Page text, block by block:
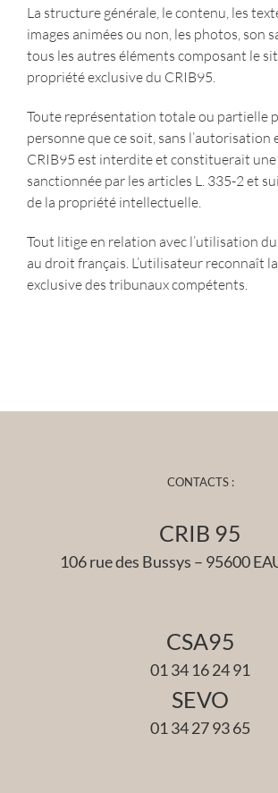
La structure générale, le contenu, les
images animées ou non, les photos, son
tous les autres éléments composant le
propriété exclusive du CRIB95.
Toute représentation totale ou partielle
personne que ce soit, sans l’autorisation
CRIB95 est interdite et constituerait
sanctionnée par les articles L. 335-2 et
de la propriété intellectuelle.
Tout litige en relation avec l’utilisation
au droit français. L’utilisateur reconnaît
exclusive des tribunaux compétents.
CONTACTS :
CRIB 95
106 rue des Bussys – 95600
CSA95
01 34 16 24 91
SEVO
01 34 27 93 65